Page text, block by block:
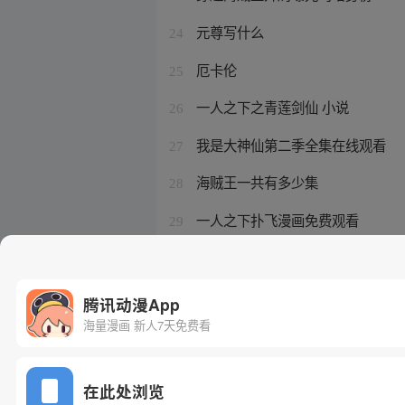
24 元尊写什么
25 厄卡伦
26 一人之下之青莲剑仙 小说
27 我是大神仙第二季全集在线观看
28 海贼王一共有多少集
29 一人之下扑飞漫画免费观看
腾讯动漫App
海量漫画 新人7天免费看
在此处浏览